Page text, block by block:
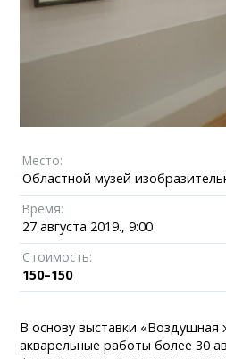
Место:
Областной музей
Время:
27 августа 2019., 9:00
Стоимость:
150–150
В основу выставки
акварельные работы более 30